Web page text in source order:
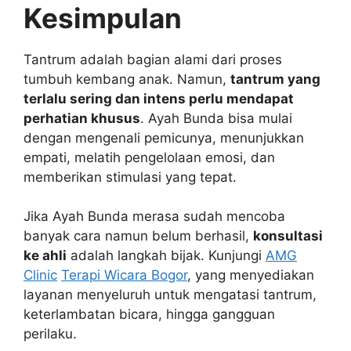
Kesimpulan
Tantrum adalah bagian alami dari proses
tumbuh kembang anak. Namun, tantrum yang
terlalu sering dan intens perlu mendapat
perhatian khusus. Ayah Bunda bisa mulai
dengan mengenali pemicunya, menunjukkan
empati, melatih pengelolaan emosi, dan
memberikan stimulasi yang tepat.
Jika Ayah Bunda merasa sudah mencoba
banyak cara namun belum berhasil, konsultasi
ke ahli adalah langkah bijak. Kunjungi AMG
Clinic Terapi Wicara Bogor, yang menyediakan
layanan menyeluruh untuk mengatasi tantrum,
keterlambatan bicara, hingga gangguan
perilaku.